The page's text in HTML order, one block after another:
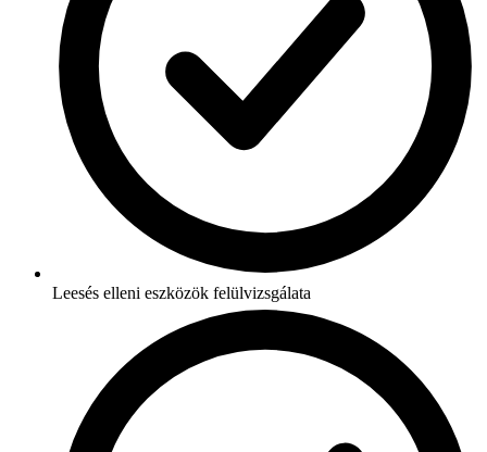
Leesés elleni eszközök felülvizsgálata